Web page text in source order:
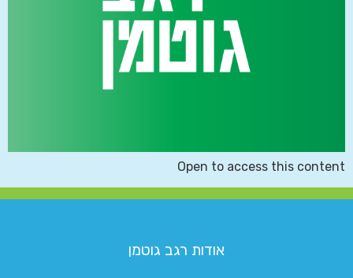
Open to access this content
אודות רגב גוטמן